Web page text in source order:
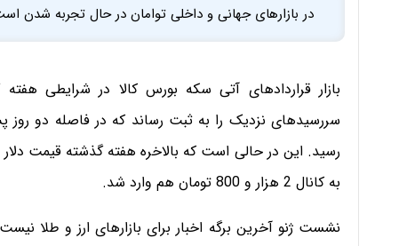
در بازارهای جهانی و داخلی توامان در حال تجربه شدن
به کانال 2 هزار و 800 تومان هم وارد شد.
نشست ژنو آخرین برگه اخبار برای بازارهای ارز و طلا